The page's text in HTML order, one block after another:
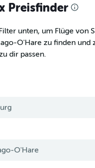
Preisfinder
unten, um Flüge von
O'Hare zu finden und
dir passen.